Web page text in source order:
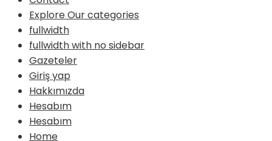
Explore Our categories
fullwidth
fullwidth with no sidebar
Gazeteler
Giriş yap
Hakkımızda
Hesabım
Hesabım
Home